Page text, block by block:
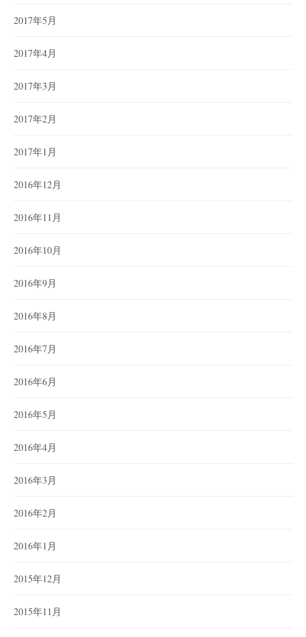
2017年5月
2017年4月
2017年3月
2017年2月
2017年1月
2016年12月
2016年11月
2016年10月
2016年9月
2016年8月
2016年7月
2016年6月
2016年5月
2016年4月
2016年3月
2016年2月
2016年1月
2015年12月
2015年11月